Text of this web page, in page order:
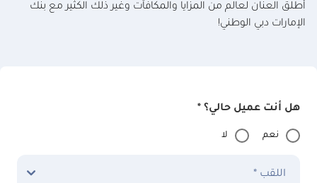
أطلق العنان لعالم من المزايا والمكافآت وغير ذلك الكثير مع بنك
الإمارات دبي الوطني!
هل أنت عميل حالي؟ *
نعم لا
اللقب *